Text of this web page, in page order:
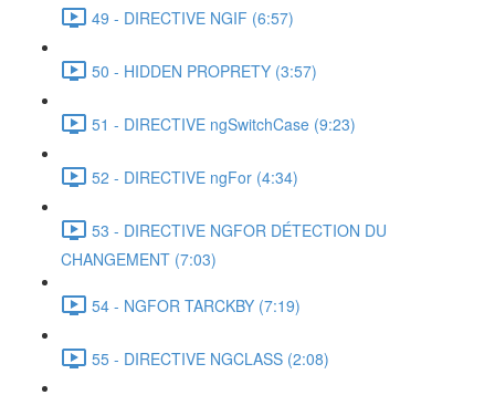
49 - DIRECTIVE NGIF (6:57)
50 - HIDDEN PROPRETY (3:57)
51 - DIRECTIVE ngSwitchCase (9:23)
52 - DIRECTIVE ngFor (4:34)
53 - DIRECTIVE NGFOR DÉTECTION DU
CHANGEMENT (7:03)
54 - NGFOR TARCKBY (7:19)
55 - DIRECTIVE NGCLASS (2:08)